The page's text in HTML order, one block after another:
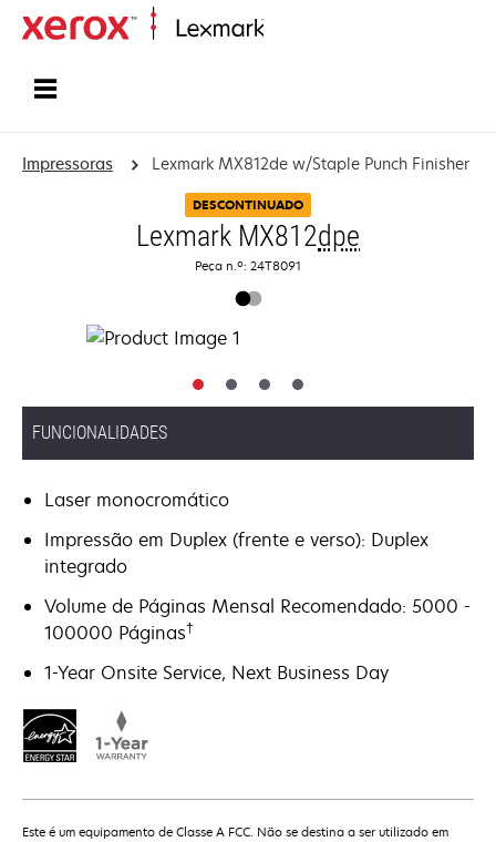
Impressoras Lexmark MX812de w/Staple Punch Finisher
DESCONTINUADO
Lexmark MX812dpe
Peça n.º: 24T8091
FUNCIONALIDADES
Laser monocromático
Impressão em Duplex (frente e verso): Duplex
integrado
Volume de Páginas Mensal Recomendado: 5000 -
100000 Páginas†
1-Year Onsite Service, Next Business Day
Este é um equipamento de Classe A FCC. Não se destina a ser utilizado em